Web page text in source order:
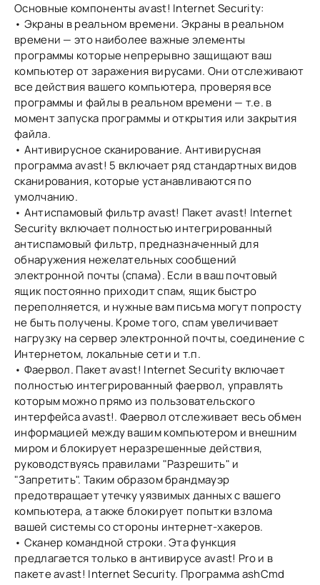
Основные компоненты avast! Internet Security:
• Экраны в реальном времени. Экраны в реальном
времени — это наиболее важные элементы
программы которые непрерывно защищают ваш
компьютер от заражения вирусами. Они отслеживают
все действия вашего компьютера, проверяя все
программы и файлы в реальном времени — т.е. в
момент запуска программы и открытия или закрытия
файла.
• Антивирусное сканирование. Антивирусная
программа avast! 5 включает ряд стандартных видов
сканирования, которые устанавливаются по
умолчанию.
• Антиспамовый фильтр avast! Пакет avast! Internet
Security включает полностью интегрированный
антиспамовый фильтр, предназначенный для
обнаружения нежелательных сообщений
электронной почты (спама). Если в ваш почтовый
ящик постоянно приходит спам, ящик быстро
переполняется, и нужные вам письма могут попросту
не быть получены. Кроме того, спам увеличивает
нагрузку на сервер электронной почты, соединение с
Интернетом, локальные сети и т.п.
• Фаервол. Пакет avast! Internet Security включает
полностью интегрированный фаервол, управлять
которым можно прямо из пользовательского
интерфейса avast!. Фаервол отслеживает весь обмен
информацией между вашим компьютером и внешним
миром и блокирует неразрешенные действия,
руководствуясь правилами "Разрешить" и
"Запретить". Таким образом брандмауэр
предотвращает утечку уязвимых данных с вашего
компьютера, а также блокирует попытки взлома
вашей системы со стороны интернет-хакеров.
• Сканер командной строки. Эта функция
предлагается только в антивирусе avast! Pro и в
пакете avast! Internet Security. Программа ashCmd